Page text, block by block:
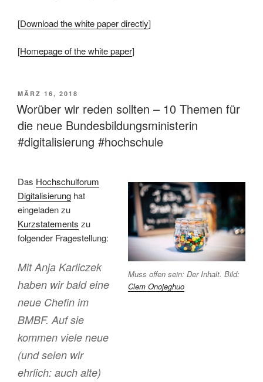
[Download the white paper directly]
[Homepage of the white paper]
VERÖFFENTLICHT
AM
MÄRZ 16, 2018
Worüber wir reden sollten – 10 Themen für
die neue Bundesbildungsministerin
#digitalisierung #hochschule
Muss offen sein: Der Inhalt. Bild:
Clem Onojeghuo
Das Hochschulforum
Digitalisierung hat
eingeladen zu
Kurzstatements zu
folgender Fragestellung:
Mit Anja Karliczek
haben wir bald eine
neue Chefin im
BMBF. Auf sie
kommen viele neue
(und seien wir
ehrlich: auch alte)